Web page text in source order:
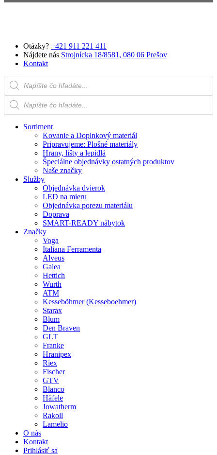
Otázky? +421 911 221 411
Nájdete nás Strojnícka 18/8581, 080 06 Prešov
Kontakt
Products search
Products search
Sortiment
Kovanie a Doplnkový materiál
Pripravujeme: Plošné materiály
Hrany, lišty a lepidlá
Špeciálne objednávky ostatných produktov
Naše značky
Služby
Objednávka dvierok
LED na mieru
Objednávka porezu materiálu
Doprava
SMART-READY nábytok
Značky
Voga
Italiana Ferramenta
Alveus
Galea
Hettich
Wurth
ATM
Kesseböhmer (Kesseboehmer)
Starax
Blum
Den Braven
GLT
Franke
Hranipex
Riex
Fischer
GTV
Blanco
Häfele
Jowatherm
Rakoll
Lamelio
O nás
Kontakt
Prihlásiť sa